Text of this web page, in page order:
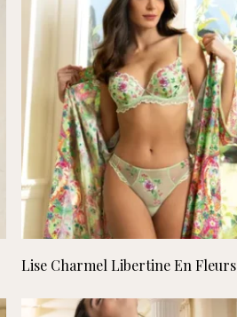
Lees verder
Lise Charmel Libertine En Fleurs